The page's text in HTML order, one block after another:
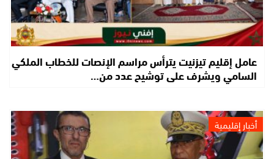
عامل إقليم تيزنيت يترأس مراسم الإنصات للخطاب الملكي
السامي ويشرف على توشيح عدد من…
أخبار إقليمية